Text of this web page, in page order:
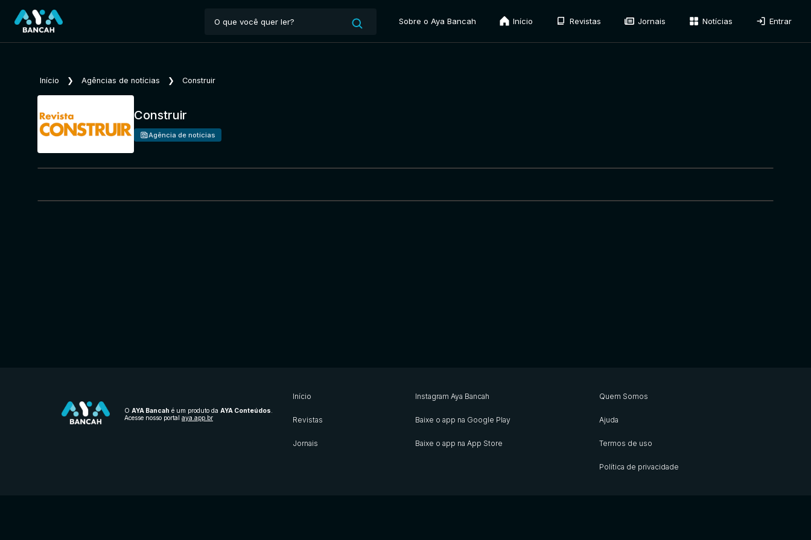
Sobre o Aya Bancah Início Revistas Jornais Notícias Entrar
Início ❯ Agências de notícias ❯ Construir
Construir
Agência de notícias
O AYA Bancah é um produto da AYA Conteúdos
Acesse nosso portal aya.app.br
Início
Revistas
Jornais
Instagram Aya Bancah
Baixe o app na Google Play
Baixe o app na App Store
Quem Somos
Ajuda
Termos de uso
Política de privacidade